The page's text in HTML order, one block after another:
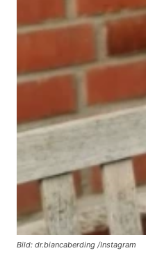
Bild: dr.biancaberding /Instagram